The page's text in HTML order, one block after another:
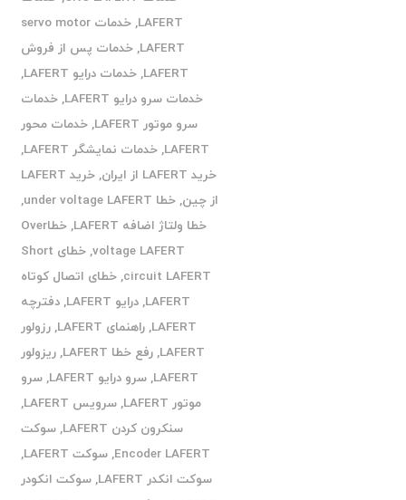
LAFERT
,
خدمات servo motor
LAFERT
,خدمات پس از فروش
LAFERT
,خدمات درایو LAFERT
,
خدمات سرو درایو LAFERT
,خدمات
سرو موتور LAFERT
,خدمات محور
LAFERT
,خدمات نمایشگر LAFERT
,
خرید LAFERT از ایران
,
خرید LAFERT
از چین,خطا under voltage LAFERT
,
خطا ولتاژ اضافه LAFERT
,
خطاOver
voltage LAFERT
,
خطای Short
circuit LAFERT
,خطای اتصال کوتاه
LAFERT
,درایو LAFERT ,دفترچه
LAFERT
,راهنمای LAFERT ,رزولور
LAFERT
,رفع خطا LAFERT ,ریزولور
LAFERT
,سرو درایو LAFERT ,سرو
موتور LAFERT
,سرویس LAFERT
,
سنکرون کردن LAFERT
,سوکت
Encoder LAFERT
,سوکت LAFERT
,
سوکت انکدر LAFERT
,سوکت انکودر